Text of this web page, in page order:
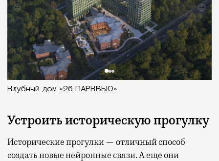
Клубный дом «26 ПАРКВЬЮ»
Устроить историческую прогулку
Исторические прогулки — отличный способ
создать новые нейронные связи. А еще они